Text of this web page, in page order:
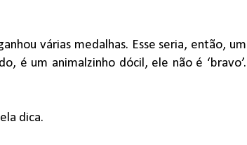
várias medalhas. Esse seria, então, um
é um animalzinho dócil, ele não é ‘bravo’.
dica.